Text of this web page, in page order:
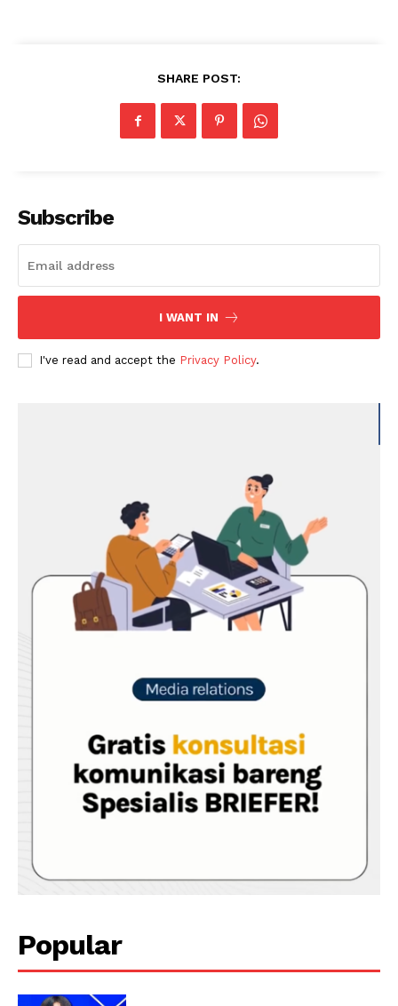
SHARE POST:
Subscribe
I WANT IN
I've read and accept the Privacy Policy.
Popular